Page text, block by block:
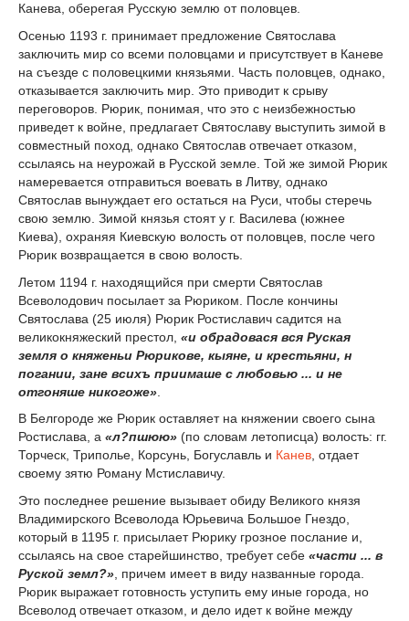
Канева, оберегая Русскую землю от половцев.
Осенью 1193 г. принимает предложение Святослава
заключить мир со всеми половцами и присутствует в Каневе
на съезде с половецкими князьями. Часть половцев, однако,
отказывается заключить мир. Это приводит к срыву
переговоров. Рюрик, понимая, что это с неизбежностью
приведет к войне, предлагает Святославу выступить зимой в
совместный поход, однако Святослав отвечает отказом,
ссылаясь на неурожай в Русской земле. Той же зимой Рюрик
намеревается отправиться воевать в Литву, однако
Святослав вынуждает его остаться на Руси, чтобы стеречь
свою землю. Зимой князья стоят у г. Василева (южнее
Киева), охраняя Киевскую волость от половцев, после чего
Рюрик возвращается в свою волость.
Летом 1194 г. находящийся при смерти Святослав
Всеволодович посылает за Рюриком. После кончины
Святослава (25 июля) Рюрик Ростиславич садится на
великокняжеский престол, «и обрадовася вся Руская
земля о княженьи Рюрикове, кыяне, и крестьяни, н
погании, зане всихъ приимаше с любовью ... и не
отгоняше никогоже»
В Белгороде же Рюрик оставляет на княжении своего сына
Ростислава, а «л?пшюю» (по словам летописца) волость: гг.
Торческ, Триполье, Корсунь, Богуславль и Канев, отдает
своему зятю Роману Мстиславичу.
Это последнее решение вызывает обиду Великого князя
Владимирского Всеволода Юрьевича Большое Гнездо,
который в 1195 г. присылает Рюрику грозное послание и,
ссылаясь на свое старейшинство, требует себе «части ... в
Руской земл?», причем имеет в виду названные города.
Рюрик выражает готовность уступить ему иные города, но
Всеволод отвечает отказом, и дело идет к войне между